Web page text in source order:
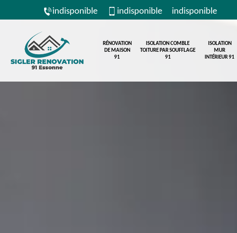
indisponible indisponible indisponible
RÉNOVATION
DE MAISON
91
ISOLATION COMBLE
TOITURE PAR SOUFFLAGE
91
ISOLATION
MUR
INTÉRIEUR 91